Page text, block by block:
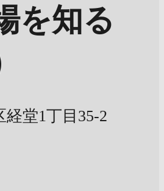
を知る
堂1丁目35-2